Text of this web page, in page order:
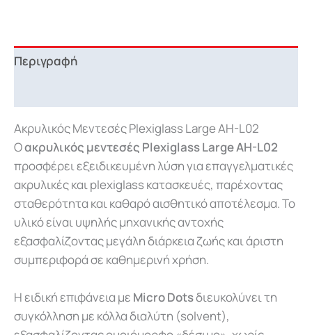
Περιγραφή
Ακρυλικός Μεντεσές Plexiglass Large AH-L02
Οακρυλικός μεντεσές PlexiglassLarge AH-L02
προσφέρει εξειδικευμένη λύση για επαγγελματικές
ακρυλικές και plexiglass κατασκευές, παρέχοντας
σταθερότητα και καθαρό αισθητικό αποτέλεσμα. Το
υλικό είναι υψηλής μηχανικής αντοχής
εξασφαλίζοντας μεγάλη διάρκεια ζωής και άριστη
συμπεριφορά σε καθημερινή χρήση.
Η ειδική επιφάνεια με Micro Dotsδιευκολύνει τη
συγκόλληση με κόλλα διαλύτη (solvent),